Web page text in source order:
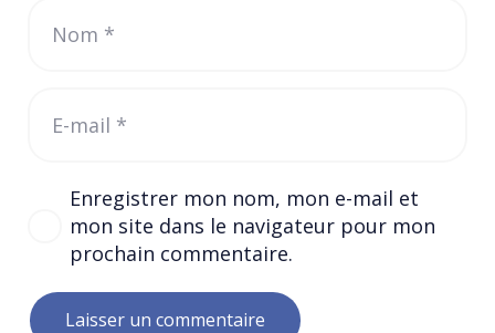
Enregistrer mon nom, mon e-mail et
mon site dans le navigateur pour mon
prochain commentaire.
Laisser un commentaire